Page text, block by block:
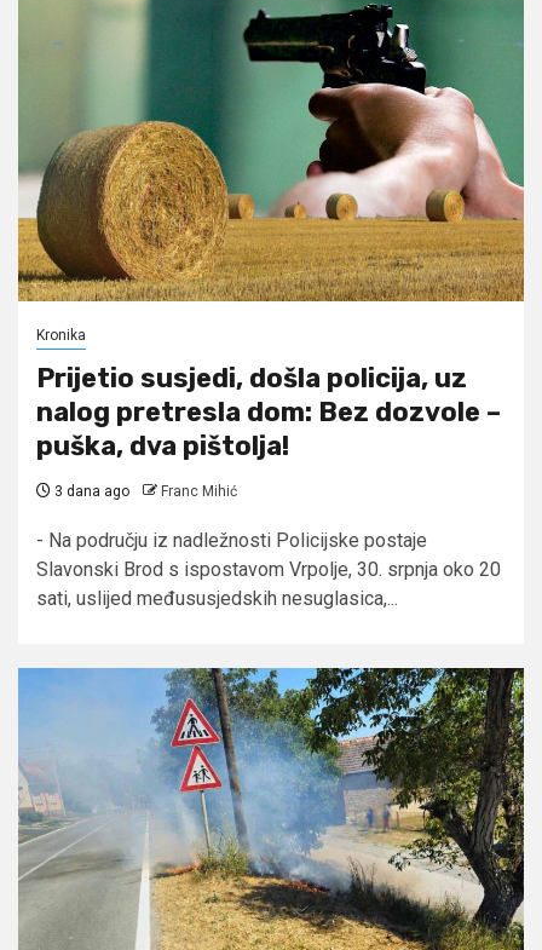
Kronika
Prijetio susjedi, došla policija, uz
nalog pretresla dom: Bez dozvole –
puška, dva pištolja!
3 dana ago Franc Mihić
- Na području iz nadležnosti Policijske postaje
Slavonski Brod s ispostavom Vrpolje, 30. srpnja oko 20
sati, uslijed međususjedskih nesuglasica,...